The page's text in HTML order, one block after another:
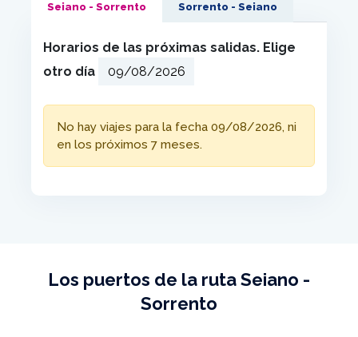
Seiano - Sorrento Sorrento - Seiano
Horarios de las próximas salidas. Elige
otro día
No hay viajes para la fecha 09/08/2026, ni
en los próximos 7 meses.
Los puertos de la ruta Seiano -
Sorrento